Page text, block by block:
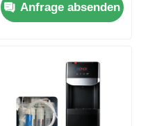
Blue Composite Filter
RO Systeme
Anfrage absenden